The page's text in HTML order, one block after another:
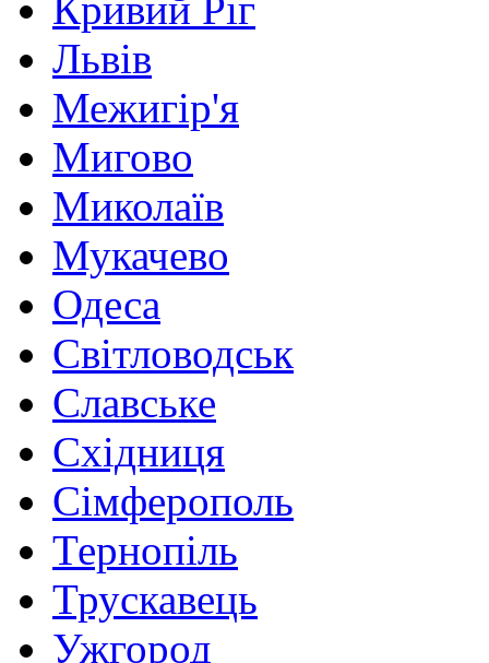
Кривий Ріг
Львів
Межигір'я
Мигово
Миколаїв
Мукачево
Одеса
Світловодськ
Славське
Східниця
Сімферополь
Тернопіль
Трускавець
Ужгород